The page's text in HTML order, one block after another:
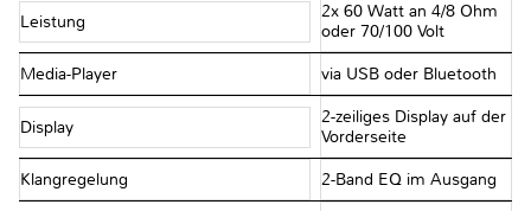
Leistung
2x 60 Watt an 4/8 Ohm
oder 70/100 Volt
Media-Player via USB oder Bluetooth
Display
2-zeiliges Display auf der
Vorderseite
Klangregelung 2-Band EQ im Ausgang